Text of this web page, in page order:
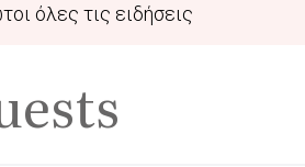
όλες τις ειδήσεις